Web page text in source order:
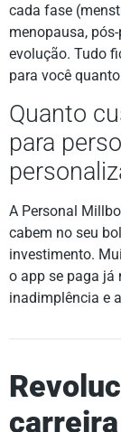
cada fase
menopausa,
evolução. Tudo
para você
Quanto
para
A Personal
cabem no seu
investimento.
o app se paga já
inadimplência e